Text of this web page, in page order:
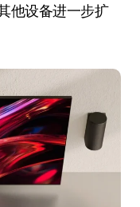
他设备进一步扩